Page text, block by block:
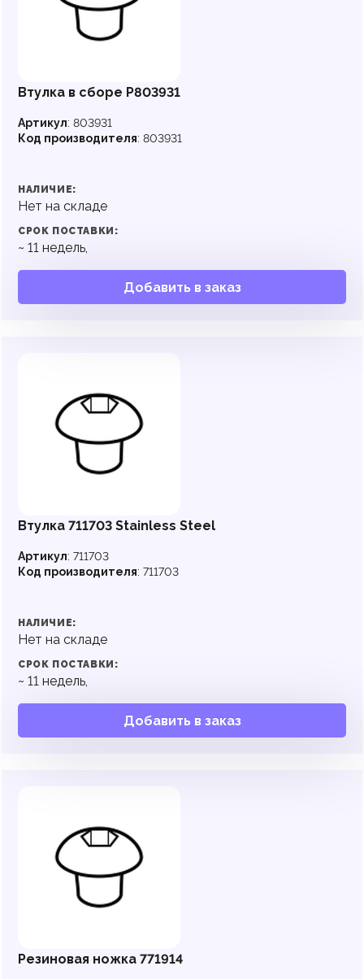
Втулка в сборе P803931
Артикул: 803931
Код производителя: 803931
НАЛИЧИЕ:
Нет на складе
СРОК ПОСТАВКИ:
~ 11 недель,
Добавить в заказ
Втулка 711703 Stainless Steel
Артикул: 711703
Код производителя: 711703
НАЛИЧИЕ:
Нет на складе
СРОК ПОСТАВКИ:
~ 11 недель,
Добавить в заказ
Резиновая ножка 771914